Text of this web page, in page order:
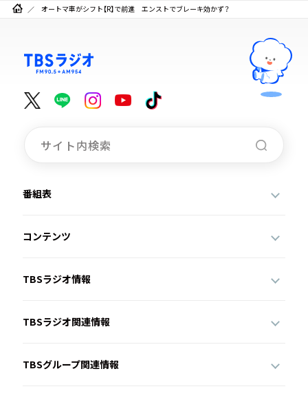
オートマ車がシフト【R】で前進 エンストでブレーキ効かず？
番組表
コンテンツ
TBSラジオ情報
TBSラジオ関連情報
TBSグループ関連情報